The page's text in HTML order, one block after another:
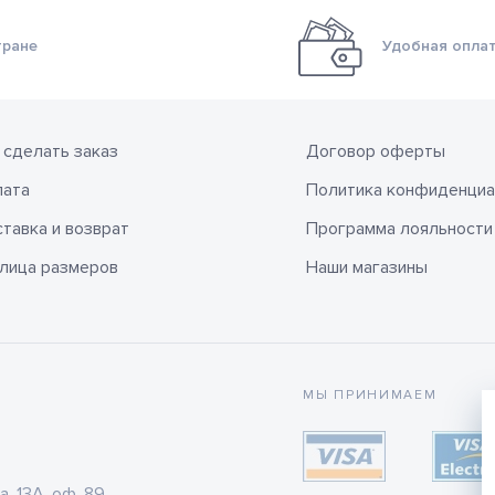
Удобная
заказ
и возврат
размеров
Договор оферты
Политика
Программа лояльности
Наши магазины
МЫ ПРИНИМАЕМ